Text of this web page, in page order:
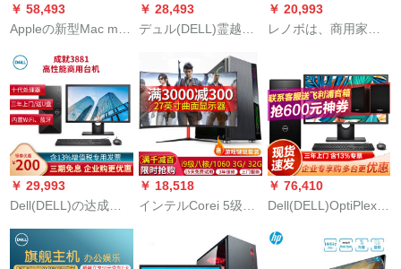
ク
￥ 58,493
Appleの新型Mac mini
CH/A
￥ 28,493
デュル(DELL)霊越
デュスコ本台イン
Corei 5-0400 i 5-
0400 G 512 G固形カ
ルム
￥ 20,993
レノボは、商用家庭
標準版i 3-9100 4 Gメ
モリア1 Tハ-ドディ
ックが表示されま
す。
￥ 29,993
Dell(DELL)の达成は
5/i 7ビズネル用の设
计制で高性能なディ
￥ 18,518
インテルCorei 5级
ア/8 Gグラフティテ
ィククククデスクス
￥ 76,410
Dell(DELL)OptiPlex
7デザィンモーニング
モーニングバージョ